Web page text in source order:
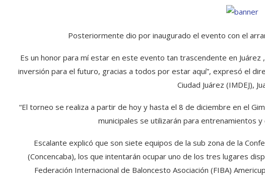
Posteriormente dio por inaugurado el evento con el
Es un honor para mí estar en este evento tan trascendente en
inversión para el futuro, gracias a todos por estar aquí”, expresó el
Ciudad Juárez (IMDEJ),
“El torneo se realiza a partir de hoy y hasta el 8 de diciembre en el
municipales se utilizarán para entrenamientos
Escalante explicó que son siete equipos de la sub zona de la
(Concencaba), los que intentarán ocupar uno de los tres lugares
Federación Internacional de Baloncesto Asociación (FIBA)